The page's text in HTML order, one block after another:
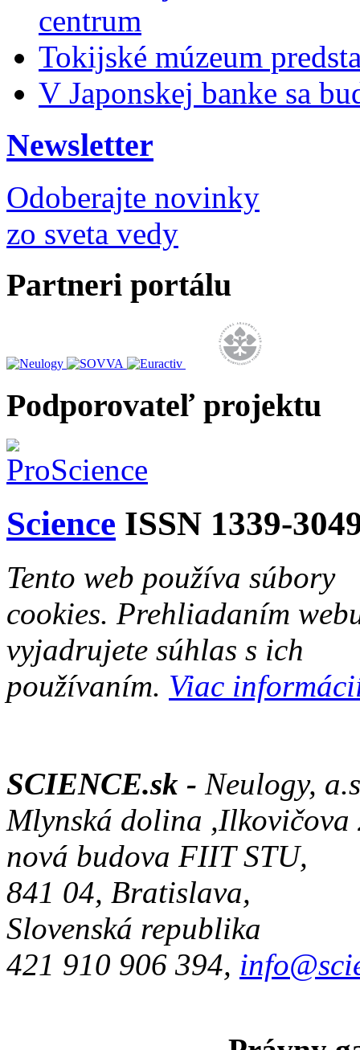
centrum
Tokijské múzeum
V Japonskej banke sa
Newsletter
Odoberajte novinky
zo sveta vedy
Partneri portálu
Podporovateľ projektu
Science ISSN 1339-
Tento web používa súbory
cookies. Prehliadaním
vyjadrujete súhlas s ich
používaním. Viac
SCIENCE.sk - Neulogy,
Mlynská dolina ,Ilkovičova
nová budova FIIT STU,
841 04, Bratislava,
Slovenská republika
421 910 906 394,